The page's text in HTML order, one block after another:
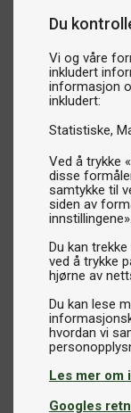
Du
Vi og våre
inkludert
informasjon
inkludert:
Statistiske
Ved å trykke
disse
samtykke til
siden av
innstillingene».
Du kan
ved å trykke
hjørne av
Du kan lese
hvordan vi
Les mer om
Googles